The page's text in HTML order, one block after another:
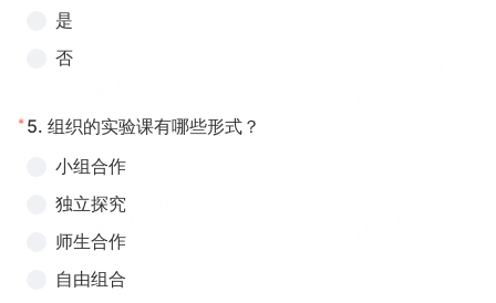
是
否
* 5. 组织的实验课有哪些形式？
小组合作
独立探究
师生合作
自由组合